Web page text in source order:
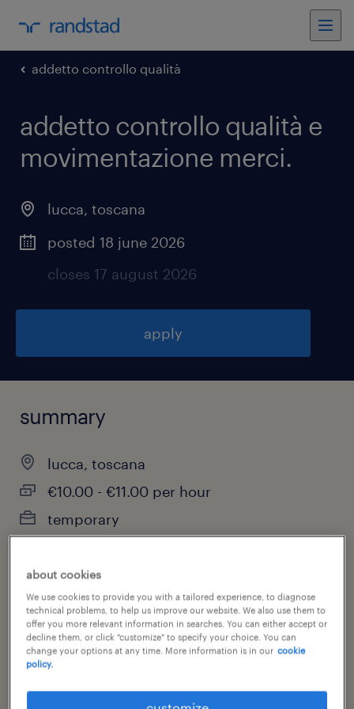
addetto controllo qualità
addetto controllo qualità e
movimentazione merci.
lucca, toscana
posted 18 june 2026
closes 17 august 2026
apply
summary
lucca, toscana
€10.00 - €11.00 per hour
temporary
job category
science & research
about cookies
We use cookies to provide you with a tailored experience, to diagnose
technical problems, to help us improve our website. We also use them to
offer you more relevant information in searches. You can either accept or
decline them, or click "customize" to specify your choice. You can
change your options at any time. More information is in our cookie
policy.